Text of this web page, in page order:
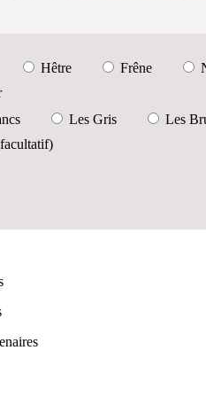
Hêtre Frêne
Les Gris
Les